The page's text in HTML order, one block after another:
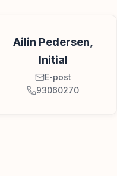
Ailin Pedersen,
Initial
E-post
93060270